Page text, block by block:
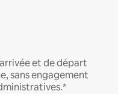
et de départ
sans engagement